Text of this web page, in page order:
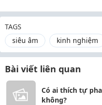
TAGS
siêu âm
kinh nghiệm
Bài viết liên quan
Có ai thích tự
không?